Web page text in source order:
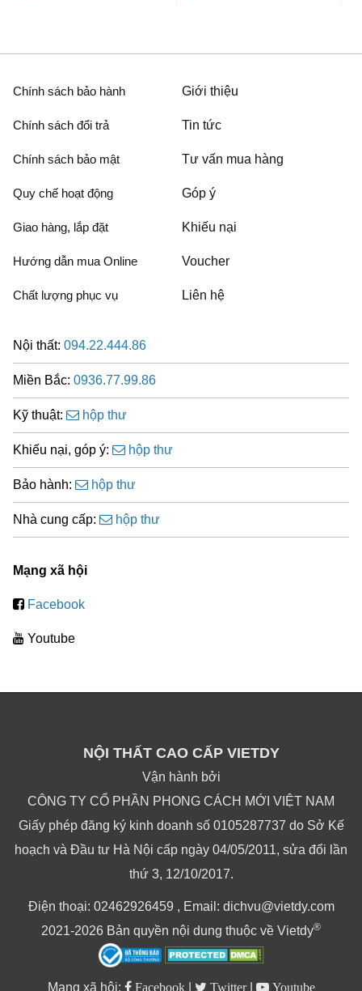
Chính sách bảo hành
Chính sách đổi trả
Chính sách bảo mật
Quy chế hoạt động
Giao hàng, lắp đặt
Hướng dẫn mua Online
Chất lượng phục vụ
Giới thiệu
Tin tức
Tư vấn mua hàng
Góp ý
Khiếu nại
Voucher
Liên hệ
Nội thất: 094.22.444.86
Miền Bắc: 0936.77.99.86
Kỹ thuật: hộp thư
Khiếu nại, góp ý: hộp thư
Bảo hành: hộp thư
Nhà cung cấp: hộp thư
Mạng xã hội
Facebook
Youtube
NỘI THẤT CAO CẤP VIETDY
Vận hành bởi
CÔNG TY CỔ PHẦN PHONG CÁCH MỚI VIỆT NAM
Giấy phép đăng ký kinh doanh số 0105287737 do Sở Kế
hoạch và Đầu tư Hà Nội cấp ngày 04/05/2011, sửa đổi lần
thứ 3, 12/10/2017.
Điện thoại: 02462926459 , Email: dichvu@vietdy.com
2021-2026 Bản quyền nội dung thuộc về Vietdy®
Mạng xã hội: Facebook Twitter Youtube